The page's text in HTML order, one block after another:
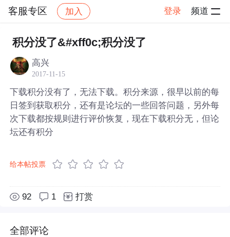
客服专区 加入 登录 频道
社区 客服专区 帖子详情
积分没了&#xff0c;积分没了
高兴
2017-11-15
下载积分没有了，无法下载。积分来源，很早以前的每
日签到获取积分，还有是论坛的一些回答问题，另外每
次下载都按规则进行评价恢复，现在下载积分无，但论
坛还有积分
给本帖投票
92 1 打赏
全部评论